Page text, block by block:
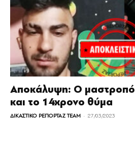
Αποκάλυψη: Ο
και το 14χρονο θύμα
ΔΙΚΑΣΤΙΚΟ ΡΕΠΟΡΤΑΖ TEAM - 27/03/2023